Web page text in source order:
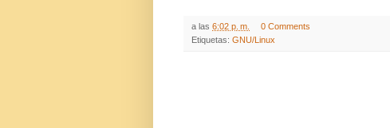
a las 6:02 p. m.
0 Comments
Etiquetas: GNU/Linux